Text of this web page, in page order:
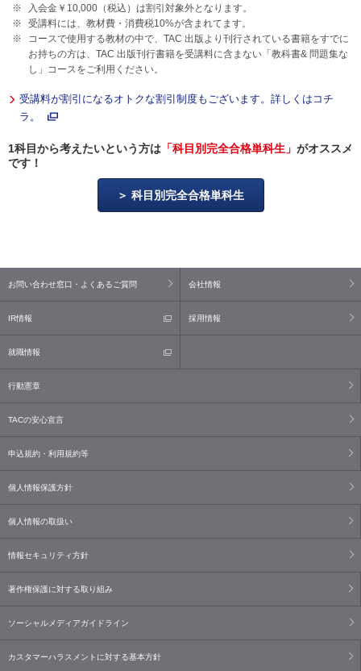
入会金￥10,000（税込）は割引対象外となります。
受講料には、教材費・消費税10%が含まれてます。
コースで使用する教材の中で、TAC 出版より刊行されている書籍をすでに
お持ちの方は、TAC 出版刊行書籍を受講料に含まない「教科書& 問題集な
し」コースをご利用ください。
受講料が割引になるオトクな割引制度もございます。詳しくはコチ
ラ。
1科目から考えたいという方は 「科目別完全合格単科生」 がオススメ
です！
科目別完全合格単科生
お問い合わせ窓口・よくあるご質問 会社情報
IR情報 採用情報
就職情報
行動憲章
TACの安心宣言
申込規約・利用規約等
個人情報保護方針
個人情報の取扱い
情報セキュリティ方針
著作権保護に対する取り組み
ソーシャルメディアガイドライン
カスタマーハラスメントに対する基本方針